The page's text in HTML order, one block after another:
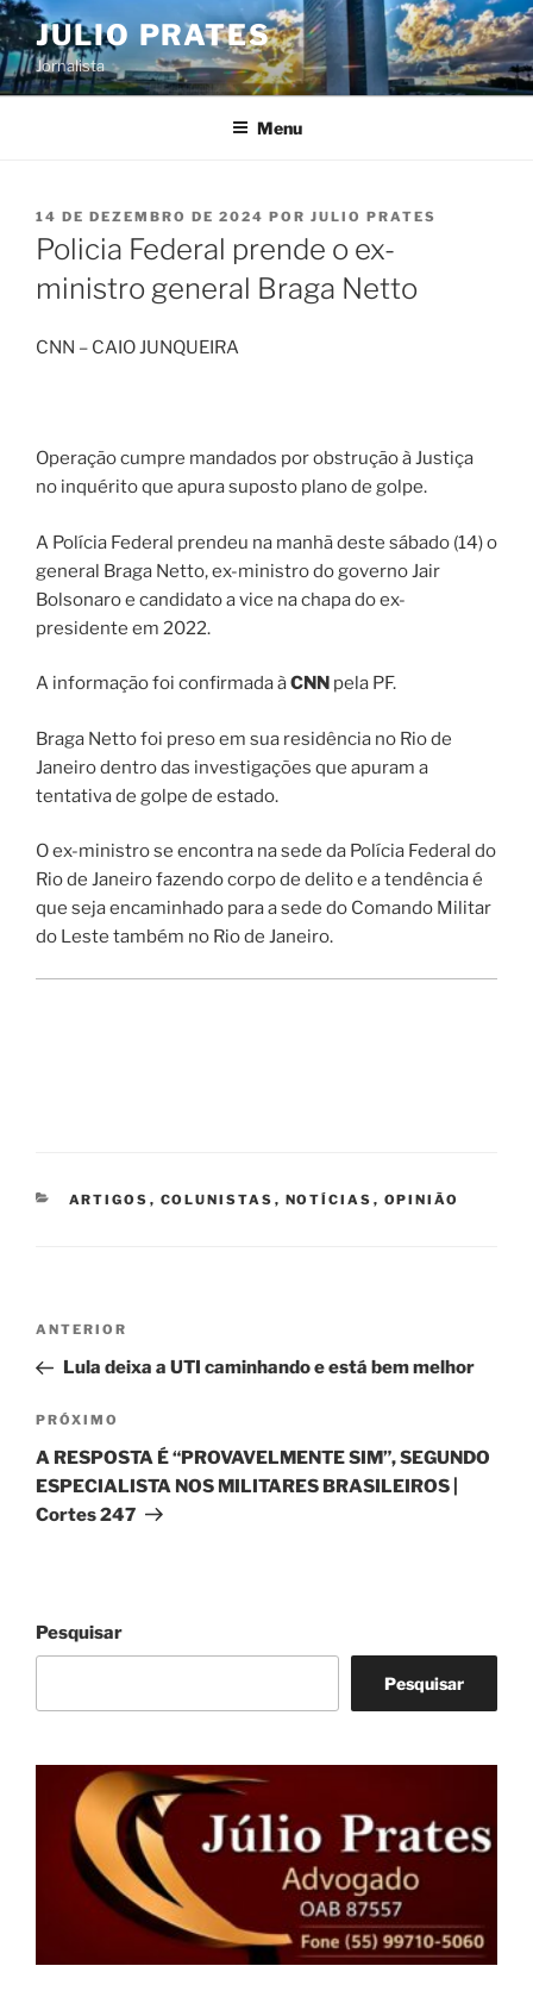
Pular
para
o
conteúdo
JULIO PRATES
Jornalista
Menu
PUBLICADO
EM
14 DE DEZEMBRO DE 2024 POR JULIO PRATES
Policia Federal prende o ex-
ministro general Braga Netto
CNN – CAIO JUNQUEIRA
Operação cumpre mandados por obstrução à Justiça
no inquérito que apura suposto plano de golpe.
A Polícia Federal prendeu na manhã deste sábado (14) o
general Braga Netto, ex-ministro do governo Jair
Bolsonaro e candidato a vice na chapa do ex-
presidente em 2022.
A informação foi confirmada àCNN pela PF.
Braga Netto foi preso em sua residência no Rio de
Janeiro dentro das investigações que apuram a
tentativa de golpe de estado.
O ex-ministro se encontra na sede da Polícia Federal do
Rio de Janeiro fazendo corpo de delito e a tendência é
que seja encaminhado para a sede do Comando Militar
do Leste também no Rio de Janeiro.
CATEGORIAS
ARTIGOS , COLUNISTAS , NOTÍCIAS , OPINIÃO
Navegação
Post
Post
anterior
ANTERIOR
Lula deixa a UTI caminhando e está bem melhor
Próximo
post
PRÓXIMO
A RESPOSTA É “PROVAVELMENTE SIM”, SEGUNDO
ESPECIALISTA NOS MILITARES BRASILEIROS |
Cortes 247
Pesquisar
Pesquisar